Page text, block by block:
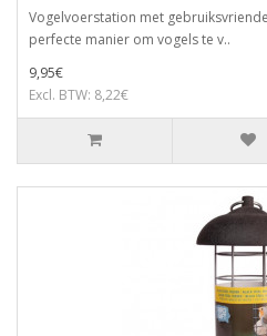
Vogelvoerstation met
perfecte manier om vogels te v..
9,95€
Excl. BTW: 8,22€